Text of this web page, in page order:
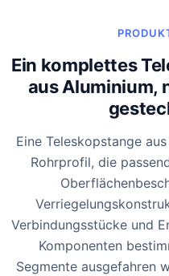
Ein komplettes
aus Aluminium,
Eine Teleskopstange
Rohrprofil, die
Verbindungsstücke und
Komponenten
Segmente ausgefahren